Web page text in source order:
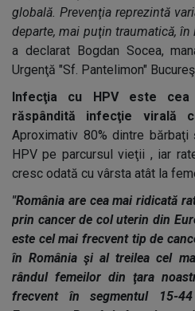
globală. Prevenţia reprezintă
departe, mai puţin traumatică, în
a declarat Bogdan Socea,
Urgenţă "Sf. Pantelimon"
Infecţia cu HPV este
răspândită infecţie virală
Aproximativ 80% dintre
HPV pe parcursul vieţii , iar
cresc odată cu vârsta atât la
"România are cea mai ridicată
prin cancer de col uterin din
este cel mai frecvent tip de
în România şi al treilea cel
rândul femeilor din ţara
frecvent în segmentul 15-